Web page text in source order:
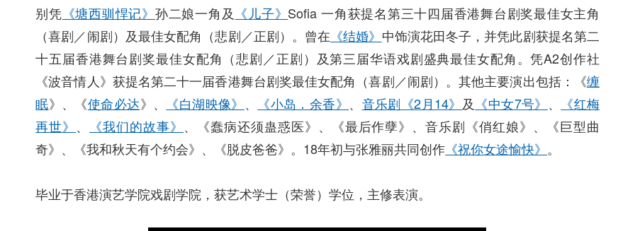
别凭 《塘西驯悍记》 孙二娘一角及 《儿子》 Sofia 一角获提名第三十四届香港舞台剧奖最佳女主角
（喜剧／闹剧）及最佳女配角（悲剧／正剧）。曾在 《结婚》 中饰演花田冬子，并凭此剧获提名第二
十五届香港舞台剧奖最佳女配角（悲剧／正剧）及第三届华语戏剧盛典最佳女配角。凭A2创作社
《波音情人》获提名第二十一届香港舞台剧奖最佳女配角（喜剧／闹剧）。其他主要演出包括：《缠
眠》、《使命必达》、 《白湖映像》 、 《小岛．余香》 、 音乐剧《2月14》 及 《中女7号》 、
《红梅
再世》 、 《我们的故事》 、《蠢病还须蛊惑医》、《最后作孽》、音乐剧《俏红娘》、《巨型曲
奇》、《我和秋天有个约会》、《脱皮爸爸》。18年初与张雅丽共同创作 《祝你女途愉快》 。
毕业于香港演艺学院戏剧学院，获艺术学士（荣誉）学位，主修表演。